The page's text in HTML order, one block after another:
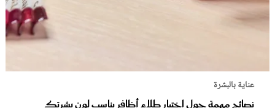
عناية بالبشرة
نصائح مهمة حول اختيار طلاء أظافر يناسب لون بشرتك